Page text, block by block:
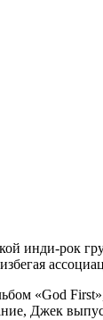
инди-рок
«God First»
Джек